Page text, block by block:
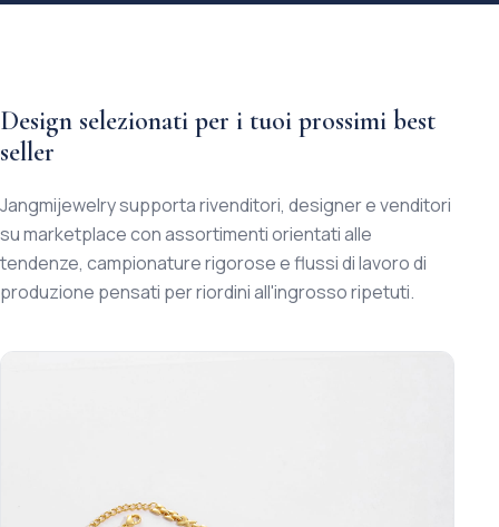
Design selezionati per i tuoi prossimi best
seller
Jangmijewelry supporta rivenditori, designer e venditori
su marketplace con assortimenti orientati alle
tendenze, campionature rigorose e flussi di lavoro di
produzione pensati per riordini all'ingrosso ripetuti.